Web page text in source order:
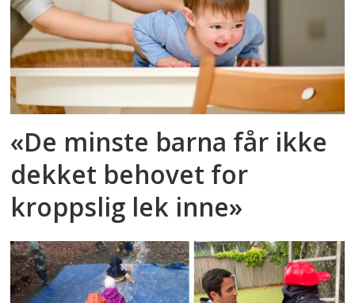
«De minste barna får ikke
dekket behovet for
kroppslig lek inne»